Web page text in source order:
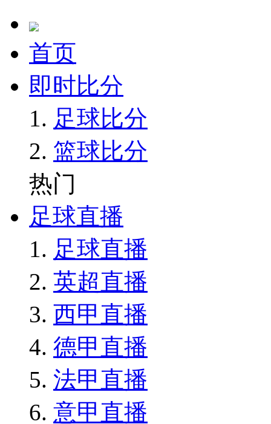
首页
即时比分
足球比分
篮球比分
热门
足球直播
足球直播
英超直播
西甲直播
德甲直播
法甲直播
意甲直播